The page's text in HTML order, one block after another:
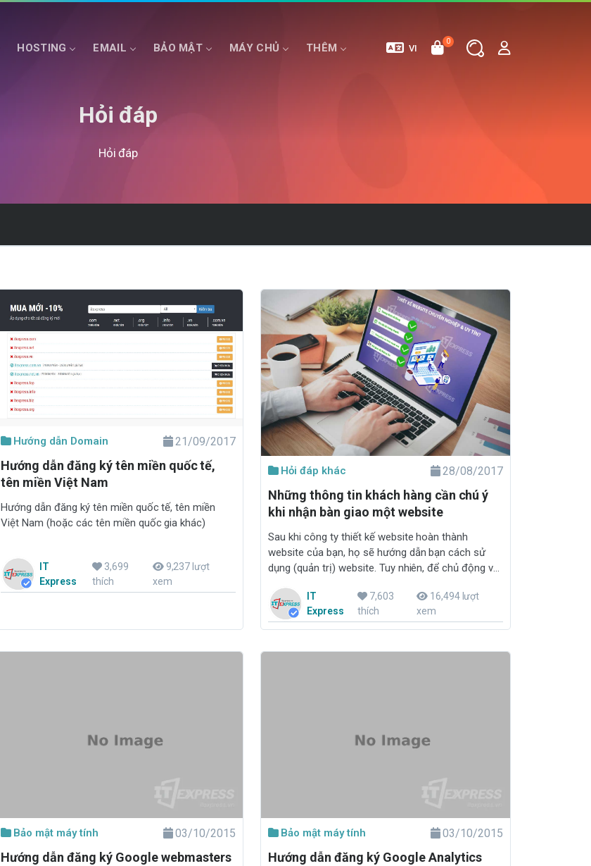
HOSTING
HOSTING NET CORE
EMAIL BẢO MẬT MÁY CHỦ
SSD CLOUD SERVER
THÊM VI
0
Hỏi đáp
Hỏi đáp
Hướng dẫn Domain 21/09/2017
Hướng dẫn đăng ký tên miền quốc tế,
tên miền Việt Nam
Hướng dẫn đăng ký tên miền quốc tế, tên miền
Việt Nam (hoặc các tên miền quốc gia khác)
IT
Express
3,699
thích
9,237 lượt
xem
Hỏi đáp khác 28/08/2017
Những thông tin khách hàng cần chú ý
khi nhận bàn giao một website
Sau khi công ty thiết kế website hoàn thành
website của bạn, họ sẽ hướng dẫn bạn cách sử
dụng (quản trị) website. Tuy nhiên, để chủ động và
tâm tới những vấn đề sau đây.
IT
Express
7,603
thích
16,494 lượt
xem
Bảo mật máy tính 03/10/2015
Hướng dẫn đăng ký Google webmasters
Bảo mật máy tính 03/10/2015
Hướng dẫn đăng ký Google Analytics